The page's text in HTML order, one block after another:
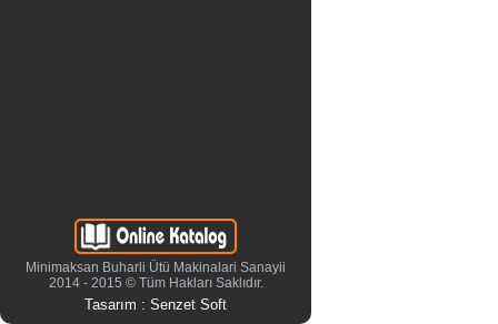
Minimaksan Buharli Ütü Makinalari Sanayii
2014 - 2015 © Tüm Hakları Saklıdır.
Tasarım : Senzet Soft